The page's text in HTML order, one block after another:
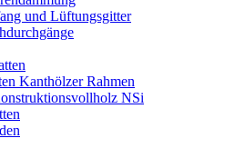
und Lüftungsgitter
Kanthölzer Rahmen
NSi